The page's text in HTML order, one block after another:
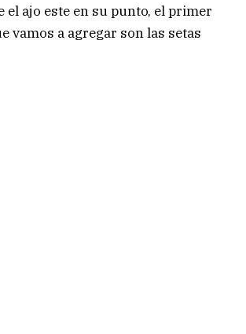
el ajo este en su punto, el primer
vamos a agregar son las setas